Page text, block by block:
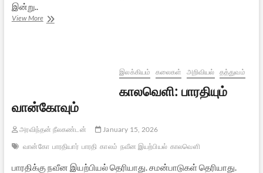
இன்று..
View Moreஇந்த
இலக்கியம் கலைகள் அறிவியல் தத்துவம்
காலவெளி: பாரதியும்
வான்கோவும்
அரவிந்தன் நீலகண்டன்
January 15, 2026
வான்கோ பாரதியார் பாரதி காலம் நவீன இயற்பியல் காலவெளி
பாரதிக்கு நவீன இயற்பியல் தெரியாது. சமன்பாடுகள் தெரியாது.